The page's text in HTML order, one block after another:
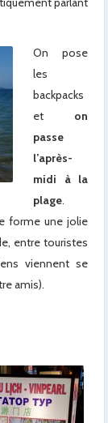
On pose
les
backpacks
et on
passe
l’après-
midi à la
plage.
forme une jolie
entre touristes
viennent se
amis).